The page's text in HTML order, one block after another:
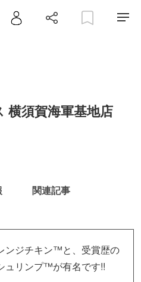
須賀海軍基地店
関連記事
ンジチキン™と、受賞歴の
ュリンプ™が有名です!!